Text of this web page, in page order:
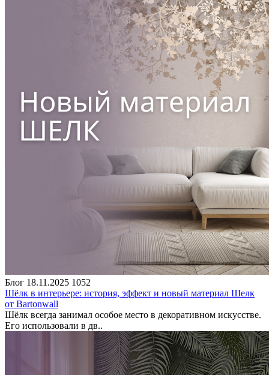
Блог 18.11.2025 1052
Шёлк в интерьере: история, эффект и новый материал Шелк
от Bartonwall
Шёлк всегда занимал особое место в декоративном искусстве.
Его использовали в дв..